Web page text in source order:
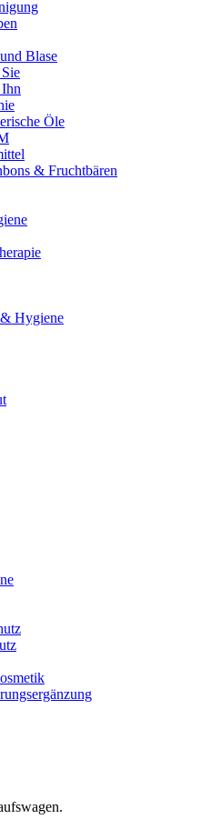
Blase
Öle
& Fruchtbären
Hygiene